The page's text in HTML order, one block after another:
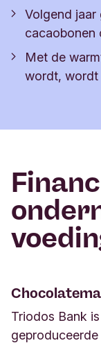
Volgend jaar
cacaobonen
Met de
wordt, wordt
Triodos Bank